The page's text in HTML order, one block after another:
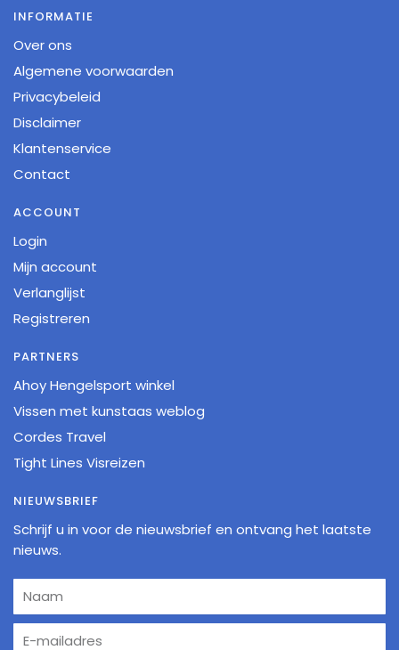
INFORMATIE
Over ons
Algemene voorwaarden
Privacybeleid
Disclaimer
Klantenservice
Contact
ACCOUNT
Login
Mijn account
Verlanglijst
Registreren
PARTNERS
Ahoy Hengelsport winkel
Vissen met kunstaas weblog
Cordes Travel
Tight Lines Visreizen
NIEUWSBRIEF
Schrijf u in voor de nieuwsbrief en ontvang het laatste
nieuws.